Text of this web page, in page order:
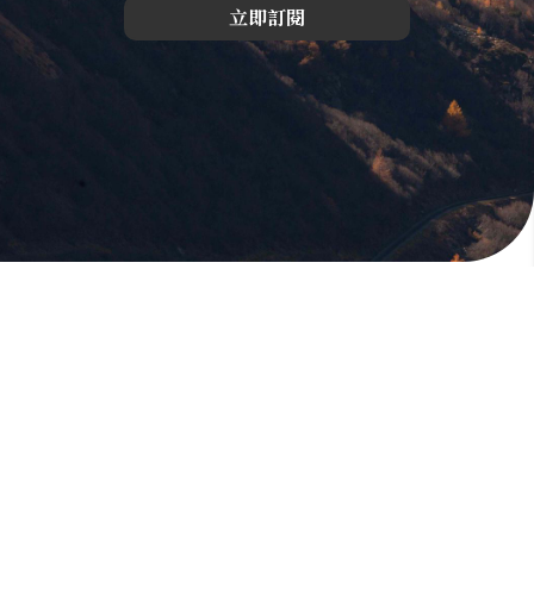
立即訂閱